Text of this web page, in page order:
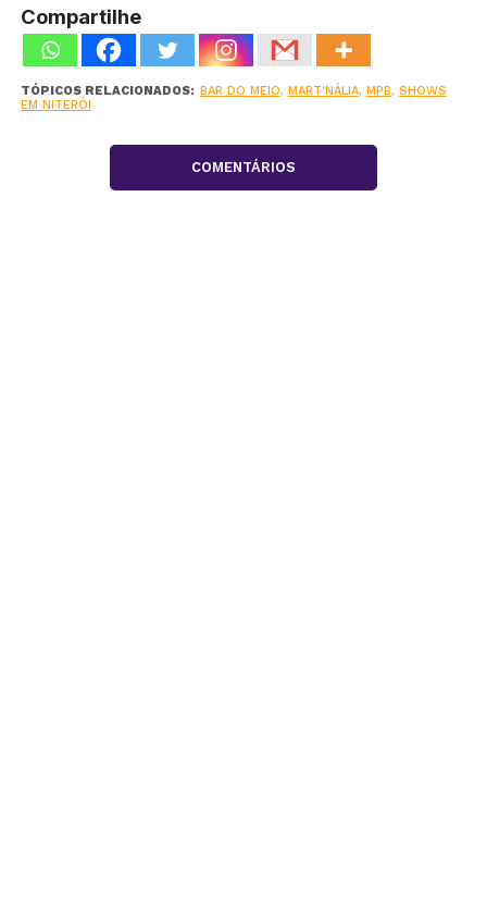
Compartilhe
TÓPICOS RELACIONADOS: BAR DO MEIO, MART'NÁLIA, MPB, SHOWS
EM NITERÓI
COMENTÁRIOS